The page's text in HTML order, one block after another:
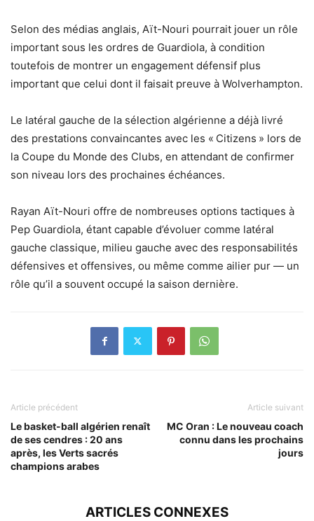
Selon des médias anglais, Aït-Nouri pourrait jouer un rôle
important sous les ordres de Guardiola, à condition
toutefois de montrer un engagement défensif plus
important que celui dont il faisait preuve à Wolverhampton.
Le latéral gauche de la sélection algérienne a déjà livré
des prestations convaincantes avec les « Citizens » lors de
la Coupe du Monde des Clubs, en attendant de confirmer
son niveau lors des prochaines échéances.
Rayan Aït-Nouri offre de nombreuses options tactiques à
Pep Guardiola, étant capable d’évoluer comme latéral
gauche classique, milieu gauche avec des responsabilités
défensives et offensives, ou même comme ailier pur — un
rôle qu’il a souvent occupé la saison dernière.
Article précédent
Le basket-ball algérien renaît
de ses cendres : 20 ans
après, les Verts sacrés
champions arabes
Article suivant
MC Oran : Le nouveau coach
connu dans les prochains
jours
ARTICLES CONNEXES